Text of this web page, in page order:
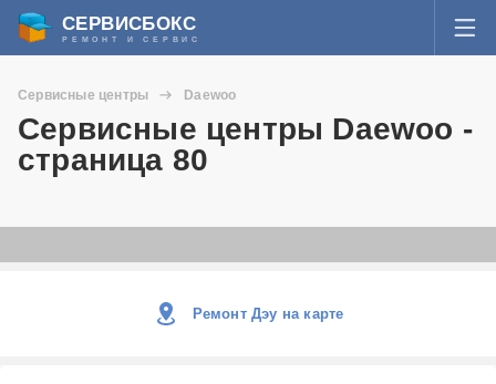
СЕРВИСБОКС
РЕМОНТ И СЕРВИС
Я забыл пароль
СЕРВИСЫ И МАСТЕРА
Сервисные центры Daewoo
Сервисные центры Daewoo -
страница 80
Ремонт Дэу на карте